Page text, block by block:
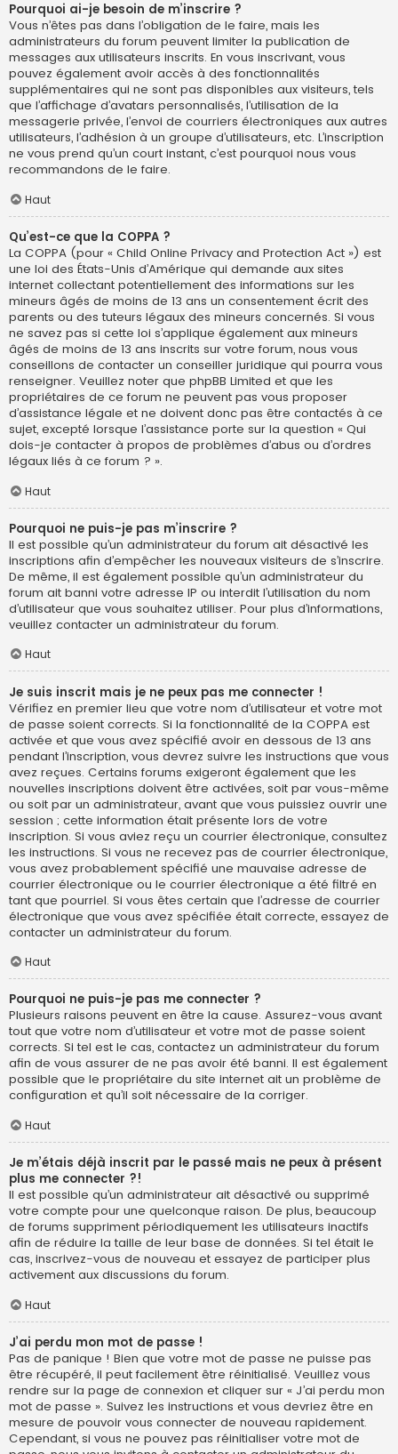
Pourquoi ai-je besoin de m’inscrire ?
Vous n’êtes pas dans l’obligation de le faire, mais les
administrateurs du forum peuvent limiter la publication de
messages aux utilisateurs inscrits. En vous inscrivant, vous
pouvez également avoir accès à des fonctionnalités
supplémentaires qui ne sont pas disponibles aux visiteurs, tels
que l’affichage d’avatars personnalisés, l’utilisation de la
messagerie privée, l’envoi de courriers électroniques aux autres
utilisateurs, l’adhésion à un groupe d’utilisateurs, etc. L’inscription
ne vous prend qu’un court instant, c’est pourquoi nous vous
recommandons de le faire.
Haut
Qu’est-ce que la COPPA ?
La COPPA (pour « Child Online Privacy and Protection Act ») est
une loi des États-Unis d’Amérique qui demande aux sites
internet collectant potentiellement des informations sur les
mineurs âgés de moins de 13 ans un consentement écrit des
parents ou des tuteurs légaux des mineurs concernés. Si vous
ne savez pas si cette loi s’applique également aux mineurs
âgés de moins de 13 ans inscrits sur votre forum, nous vous
conseillons de contacter un conseiller juridique qui pourra vous
renseigner. Veuillez noter que phpBB Limited et que les
propriétaires de ce forum ne peuvent pas vous proposer
d’assistance légale et ne doivent donc pas être contactés à ce
sujet, excepté lorsque l’assistance porte sur la question « Qui
dois-je contacter à propos de problèmes d’abus ou d’ordres
légaux liés à ce forum ? ».
Haut
Pourquoi ne puis-je pas m’inscrire ?
Il est possible qu’un administrateur du forum ait désactivé les
inscriptions afin d’empêcher les nouveaux visiteurs de s’inscrire.
De même, il est également possible qu’un administrateur du
forum ait banni votre adresse IP ou interdit l’utilisation du nom
d’utilisateur que vous souhaitez utiliser. Pour plus d’informations,
veuillez contacter un administrateur du forum.
Haut
Je suis inscrit mais je ne peux pas me connecter !
Vérifiez en premier lieu que votre nom d’utilisateur et votre mot
de passe soient corrects. Si la fonctionnalité de la COPPA est
activée et que vous avez spécifié avoir en dessous de 13 ans
pendant l’inscription, vous devrez suivre les instructions que vous
avez reçues. Certains forums exigeront également que les
nouvelles inscriptions doivent être activées, soit par vous-même
ou soit par un administrateur, avant que vous puissiez ouvrir une
session ; cette information était présente lors de votre
inscription. Si vous aviez reçu un courrier électronique, consultez
les instructions. Si vous ne recevez pas de courrier électronique,
vous avez probablement spécifié une mauvaise adresse de
courrier électronique ou le courrier électronique a été filtré en
tant que pourriel. Si vous êtes certain que l’adresse de courrier
électronique que vous avez spécifiée était correcte, essayez de
contacter un administrateur du forum.
Haut
Pourquoi ne puis-je pas me connecter ?
Plusieurs raisons peuvent en être la cause. Assurez-vous avant
tout que votre nom d’utilisateur et votre mot de passe soient
corrects. Si tel est le cas, contactez un administrateur du forum
afin de vous assurer de ne pas avoir été banni. Il est également
possible que le propriétaire du site internet ait un problème de
configuration et qu’il soit nécessaire de la corriger.
Haut
Je m’étais déjà inscrit par le passé mais ne peux à présent
plus me connecter ?!
Il est possible qu’un administrateur ait désactivé ou supprimé
votre compte pour une quelconque raison. De plus, beaucoup
de forums suppriment périodiquement les utilisateurs inactifs
afin de réduire la taille de leur base de données. Si tel était le
cas, inscrivez-vous de nouveau et essayez de participer plus
activement aux discussions du forum.
Haut
J’ai perdu mon mot de passe !
Pas de panique ! Bien que votre mot de passe ne puisse pas
être récupéré, il peut facilement être réinitialisé. Veuillez vous
rendre sur la page de connexion et cliquer sur « J’ai perdu mon
mot de passe ». Suivez les instructions et vous devriez être en
mesure de pouvoir vous connecter de nouveau rapidement.
Cependant, si vous ne pouvez pas réinitialiser votre mot de